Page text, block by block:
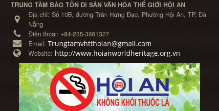
TRUNG TÂM BẢO TỒN DI SẢN VĂN HÓA THẾ GIỚI HỘI AN
Địa chỉ:Số 10B, đường Trần Hưng Đạo, Phường Hội An, TP. Đà
Nẵng
Điện thoại: +84-235-3861327
Email:Trungtamvhtthoian@gmail.com
Website: http://www.hoianworldheritage.org.vn